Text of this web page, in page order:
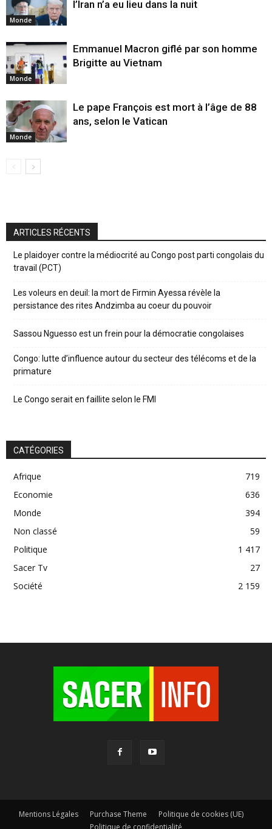
Monde
l’Iran n’a eu lieu dans la nuit
Monde
Emmanuel Macron giflé par son homme
Brigitte au Vietnam
Monde
Le pape François est mort à l’âge de 88
ans, selon le Vatican
ARTICLES RÉCENTS
Le plaidoyer contre la médiocrité au Congo post parti congolais du
travail (PCT)
Les voleurs en deuil: la mort de Firmin Ayessa révèle la
persistance des rites Andzimba au coeur du pouvoir
Sassou Nguesso est un frein pour la démocratie congolaises
Congo: lutte d’influence autour du secteur des télécoms et de la
primature
Le Congo serait en faillite selon le FMI
CATÉGORIES
Afrique
719
Economie
636
Monde
394
Non classé
59
Politique
1 417
Sacer Tv
27
Société
2 159
Mentions Légales Purchase Theme
Politique de cookies (UE)
Politique de confidentialité